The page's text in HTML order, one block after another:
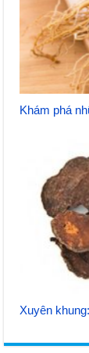
Khám phá
Xuyên